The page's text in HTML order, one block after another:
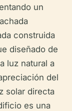
un
construida
diseñado de
luz natural a
del
solar directa
es una